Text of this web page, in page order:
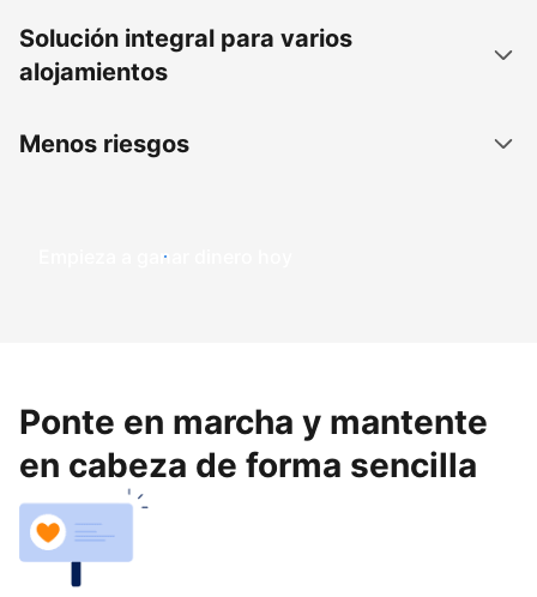
Solución integral para varios
alojamientos
Menos riesgos
Empieza a ganar dinero hoy
Ponte en marcha y mantente
en cabeza de forma sencilla